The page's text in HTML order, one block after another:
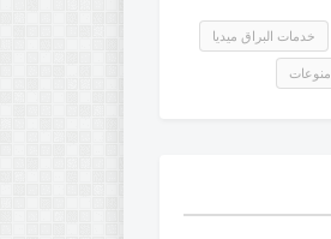
خدمات البراق ميديا
منوعات